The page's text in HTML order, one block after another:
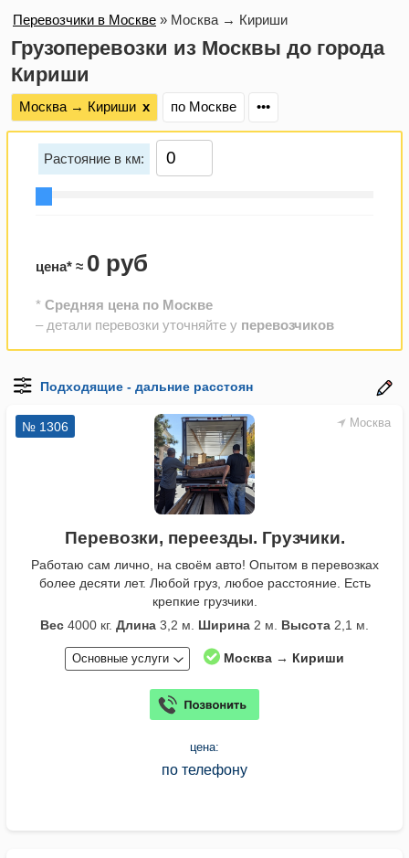
Перевозчики в Москве » Москва → Кириши
Грузоперевозки из Москвы до города
Кириши
Москва → Кириши х по Москве •••
Растояние в км:
цена* ≈ 0 руб
* Средняя цена по Москве
– детали перевозки уточняйте у перевозчиков
Москва
№ 1306
Перевозки, переезды. Грузчики.
Работаю сам лично, на своём авто! Опытом в перевозках
более десяти лет. Любой груз, любое расстояние. Есть
крепкие грузчики.
Вес 4000 кг. Длина 3,2 м. Ширина 2 м. Высота 2,1 м.
Основные услуги Москва → Кириши
цена:
по телефону